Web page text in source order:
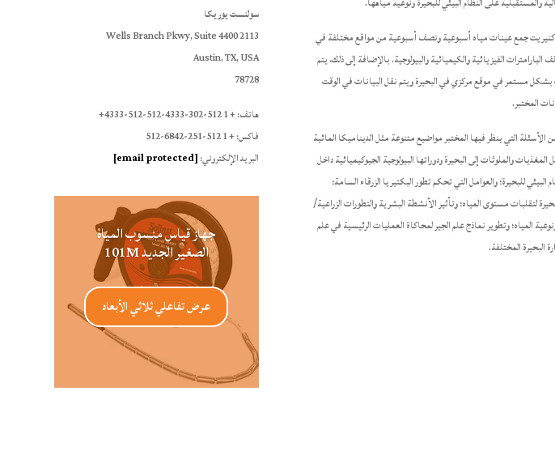
سولنست يوريكا
2113 Wells Branch Pkwy, Suite 4400
Austin, TX, USA
78728
هاتف: + 1 512-302-4333-512-512-4333+
فاكس: + 1 512-251-6842-512
البريد الإلكتروني:[email protected]
جهاز قياس منسوب المياه
الصغير الجديد 101M
عرض تفاعلي ثلاثي الأبعاد
كنيريت جمع عينات مياه أسبوعية ونصف أسبوعية من مواقع مختلفة في
الفيزيائية والكيميائية والبيولوجية. بالإضافة إلى ذلك، يتم
بشكل مستمر في موقع مركزي في البحيرة ويتم نقل البيانات في الوقت
المختبر.
التي ينظر فيها المختبر مواضيع متنوعة مثل الديناميكا المائية
والملوثات إلى البحيرة ودوراتها البيولوجية الجيوكيميائية داخل
البيئي للبحيرة؛ والعوامل التي تحكم تطور البكتيريا الزرقاء السامة؛
لتقلبات مستوى المياه؛ وتأثير الأنشطة البشرية والتطورات الزراعية/
المياه؛ وتطوير نماذج علم الجير لمحاكاة العمليات الرئيسية في علم
البحيرة المختلفة.